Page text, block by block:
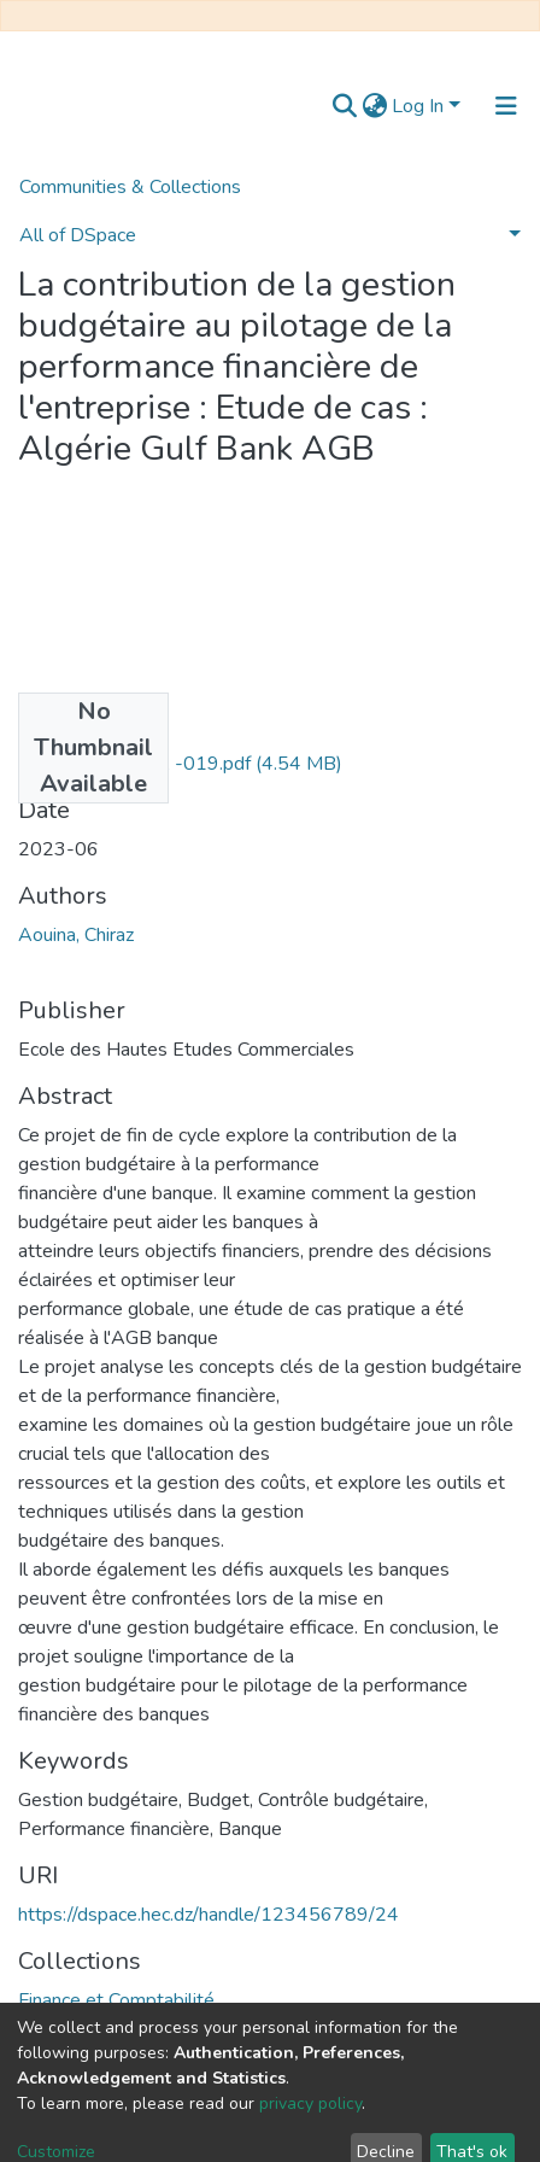
Log In
Communities & Collections
All of DSpace
Statistics
Home Mémoire de Master
La contribution de la gestion
budgétaire au pilotage de la
performance financière de
l'entreprise : Etude de cas :
Algérie Gulf Bank AGB
No
Thumbnail
Available
CHIRAZ AOUINA -019.pdf(4.54 MB)
Date
2023-06
Authors
Aouina, Chiraz
Publisher
Ecole des Hautes Etudes Commerciales
Abstract
Ce projet de fin de cycle explore la contribution de la
gestion budgétaire à la performance
financière d'une banque. Il examine comment la gestion
budgétaire peut aider les banques à
atteindre leurs objectifs financiers, prendre des décisions
éclairées et optimiser leur
performance globale, une étude de cas pratique a été
réalisée à l'AGB banque
Le projet analyse les concepts clés de la gestion budgétaire
et de la performance financière,
examine les domaines où la gestion budgétaire joue un rôle
crucial tels que l'allocation des
ressources et la gestion des coûts, et explore les outils et
techniques utilisés dans la gestion
budgétaire des banques.
Il aborde également les défis auxquels les banques
peuvent être confrontées lors de la mise en
œuvre d'une gestion budgétaire efficace. En conclusion, le
projet souligne l'importance de la
gestion budgétaire pour le pilotage de la performance
financière des banques
Keywords
Gestion budgétaire, Budget, Contrôle budgétaire,
Performance financière, Banque
URI
https://dspace.hec.dz/handle/123456789/24
Collections
Finance et Comptabilité
Full item page
DSpace software copyright © 2002-2026
Cookie
End User
Send
We collect and process your personal information for the
following purposes: Authentication, Preferences,
Acknowledgement and Statistics.
To learn more, please read our privacy policy.
Customize Decline That's ok